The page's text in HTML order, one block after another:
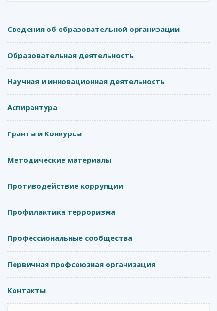
Сведения об образовательной организации
Образовательная деятельность
Научная и инновационная деятельность
Аспирантура
Гранты и Конкурсы
Методические материалы
Противодействие коррупции
Профилактика терроризма
Профессиональные сообщества
Первичная профсоюзная организация
Контакты